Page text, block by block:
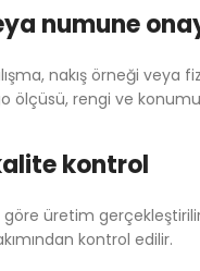
numune
nakış örneği veya
ölçüsü, rengi ve konumu
kontrol
üretim
kontrol edilir.